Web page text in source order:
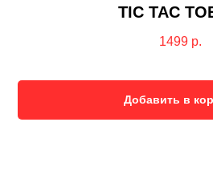
TIC TAC
1499 р.
Добавить в